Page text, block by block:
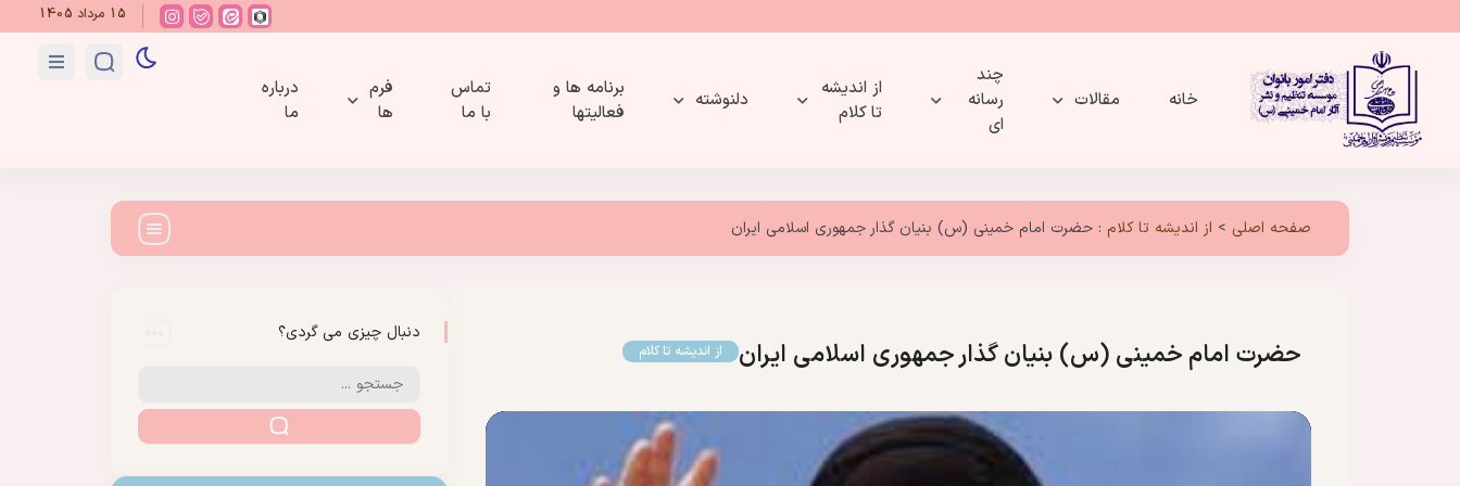
15 مرداد 1405
خانه مقالات
چند
رسانه
ای
از اندیشه
تا کلام
دلنوشته
برنامه ها و
فعالیتها
تماس
با ما
فرم
ها
درباره
ما
صفحه اصلی > از اندیشه تا کلام : حضرت امام خمینی (س) بنیان گذار جمهوری اسلامی ایران
حضرت امام خمینی (س) بنیان گذار جمهوری اسلامی ایران از اندیشه تا کلام
دنبال چیزی می گردی؟